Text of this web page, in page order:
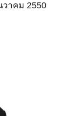
าคม 2550